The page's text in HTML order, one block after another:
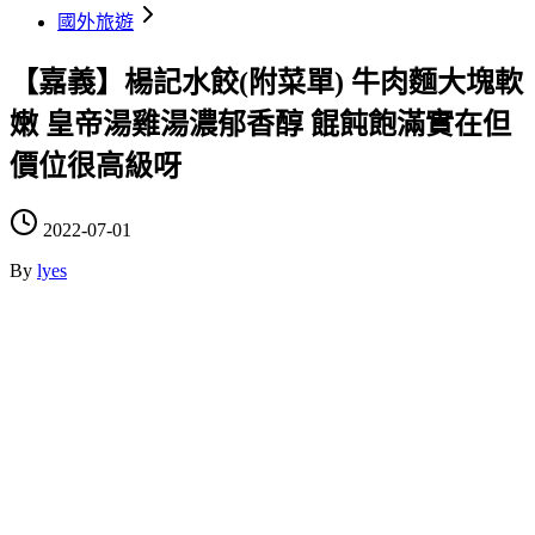
國外旅遊
【嘉義】楊記水餃(附菜單) 牛肉麵大塊軟
嫩 皇帝湯雞湯濃郁香醇 餛飩飽滿實在但
價位很高級呀
2022-07-01
By lyes